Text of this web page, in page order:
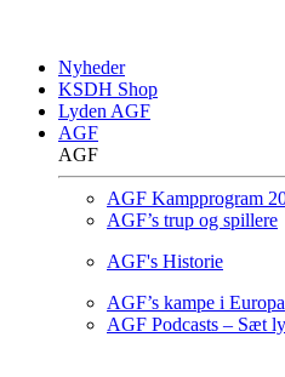
Nyheder
KSDH Shop
Lyden AGF
AGF
AGF
AGF Kampprogram
AGF’s trup og spillere
AGF's Historie
AGF’s kampe i Europa
AGF Podcasts – Sæt